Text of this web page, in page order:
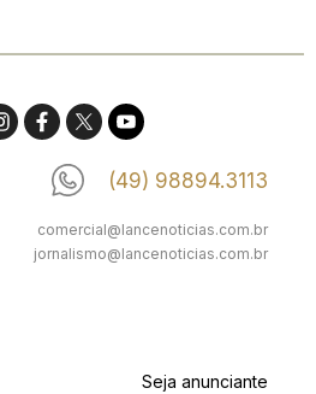
(49) 98894.3113
comercial@lancenoticias.com.br
jornalismo@lancenoticias.com.br
Seja anunciante